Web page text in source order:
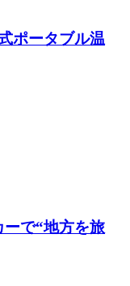
ポータブル温
ーで“地方を旅